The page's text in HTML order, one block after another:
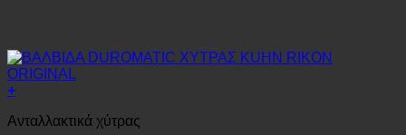
+
Ανταλλακτικά χύτρας